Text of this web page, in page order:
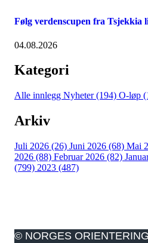
Følg verdenscupen fra Tsjekkia
04.08.2026
Kategori
Alle innlegg Nyheter (194) O-løp
Arkiv
Juli 2026 (26) Juni 2026 (68) Mai
2026 (88) Februar 2026 (82)
(799) 2023 (487)
© NORGES